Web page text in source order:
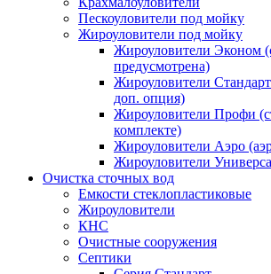
Пескоуловители под мойку
Жироуловители под мойку
Жироуловители Эконом
предусмотрена)
Жироуловители
доп. опция)
Жироуловители Профи
комплекте)
Жироуловители Аэро
Жироуловители
Очистка сточных вод
Емкости стеклопластиковые
Жироуловители
КНС
Очистные сооружения
Септики